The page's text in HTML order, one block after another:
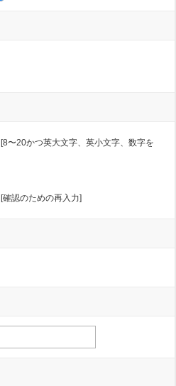
[8〜20かつ英大文字、英小文字、数字を
[確認のための再入力]